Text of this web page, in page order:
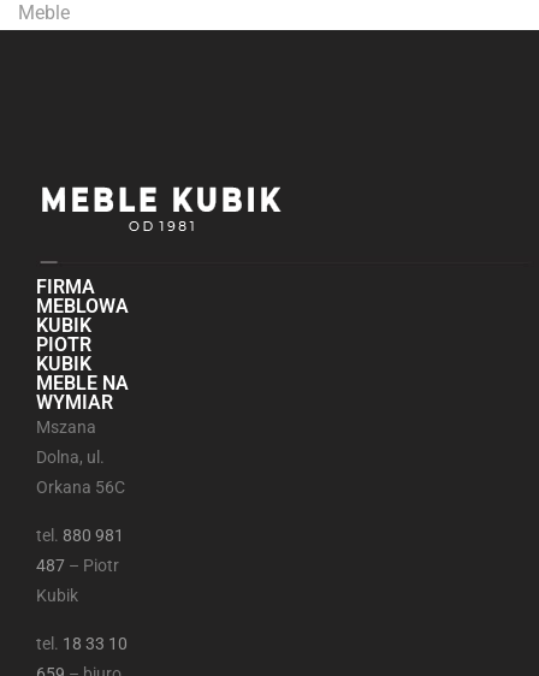
Meble
FIRMA
MEBLOWA
KUBIK
PIOTR
KUBIK
MEBLE NA
WYMIAR
Mszana
Dolna, ul.
Orkana 56C
tel. 880 981
487 – Piotr
Kubik
tel. 18 33 10